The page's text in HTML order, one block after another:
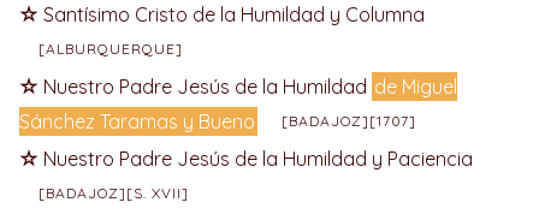
Santísimo Cristo de la Humildad y Columna
[ALBURQUERQUE]
Nuestro Padre Jesús de la Humildad de Miguel
Sánchez Taramas y Bueno
[BADAJOZ][1707]
Nuestro Padre Jesús de la Humildad y Paciencia
[BADAJOZ][S. XVII]